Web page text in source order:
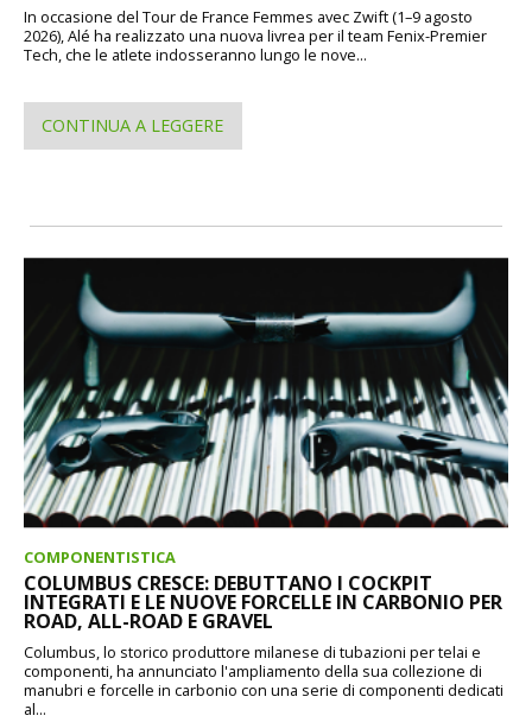
In occasione del Tour de France Femmes avec Zwift (1–9 agosto
2026), Alé ha realizzato una nuova livrea per il team Fenix-Premier
Tech, che le atlete indosseranno lungo le nove...
CONTINUA A LEGGERE
COMPONENTISTICA
COLUMBUS CRESCE: DEBUTTANO I COCKPIT
INTEGRATI E LE NUOVE FORCELLE IN CARBONIO PER
ROAD, ALL-ROAD E GRAVEL
Columbus, lo storico produttore milanese di tubazioni per telai e
componenti, ha annunciato l'ampliamento della sua collezione di
manubri e forcelle in carbonio con una serie di componenti dedicati
al...